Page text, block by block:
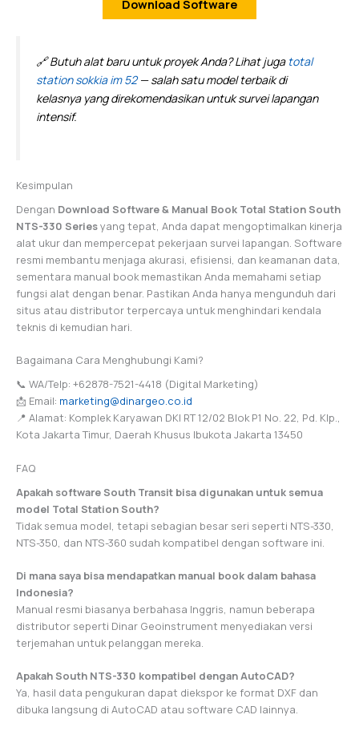
Download Software
🔗 Butuh alat baru untuk proyek Anda? Lihat juga total
station sokkia im 52— salah satu model terbaik di
kelasnya yang direkomendasikan untuk survei lapangan
intensif.
Kesimpulan
Dengan Download Software & Manual Book Total Station South
NTS-330 Seriesyang tepat, Anda dapat mengoptimalkan kinerja
alat ukur dan mempercepat pekerjaan survei lapangan. Software
resmi membantu menjaga akurasi, efisiensi, dan keamanan data,
sementara manual book memastikan Anda memahami setiap
fungsi alat dengan benar. Pastikan Anda hanya mengunduh dari
situs atau distributor terpercaya untuk menghindari kendala
teknis di kemudian hari.
Bagaimana Cara Menghubungi Kami?
📞 WA/Telp: +62878-7521-4418 (Digital Marketing)
📩 Email: marketing@dinargeo.co.id
📍 Alamat: Komplek Karyawan DKI RT 12/02 Blok P1 No. 22, Pd. Klp.,
Kota Jakarta Timur, Daerah Khusus Ibukota Jakarta 13450
FAQ
Apakah software South Transit bisa digunakan untuk semua
model Total Station South?
Tidak semua model, tetapi sebagian besar seri seperti NTS-330,
NTS-350, dan NTS-360 sudah kompatibel dengan software ini.
Di mana saya bisa mendapatkan manual book dalam bahasa
Indonesia?
Manual resmi biasanya berbahasa Inggris, namun beberapa
distributor seperti Dinar Geoinstrument menyediakan versi
terjemahan untuk pelanggan mereka.
Apakah South NTS-330 kompatibel dengan AutoCAD?
Ya, hasil data pengukuran dapat diekspor ke format DXF dan
dibuka langsung di AutoCAD atau software CAD lainnya.